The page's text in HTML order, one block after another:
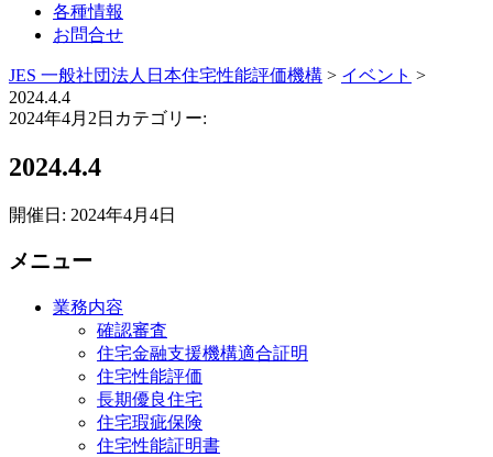
各種情報
お問合せ
JES 一般社団法人日本住宅性能評価機構 > イベント >
2024.4.4
2024年4月2日 カテゴリー:
2024.4.4
開催日: 2024年4月4日
メニュー
業務内容
確認審査
住宅金融支援機構適合証明
住宅性能評価
長期優良住宅
住宅瑕疵保険
住宅性能証明書